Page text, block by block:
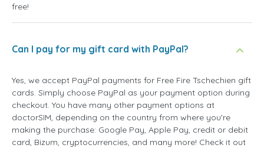
free!
Can I pay for my gift card with PayPal?
Yes, we accept PayPal payments for Free Fire Tschechien gift
cards. Simply choose PayPal as your payment option during
checkout. You have many other payment options at
doctorSIM, depending on the country from where you're
making the purchase: Google Pay, Apple Pay, credit or debit
card, Bizum, cryptocurrencies, and many more! Check it out